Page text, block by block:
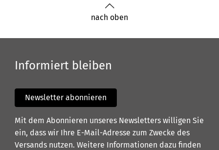
nach oben
Informiert bleiben
Newsletter abonnieren
Mit dem Abonnieren unseres Newsletters willigen Sie
ein, dass wir Ihre E-Mail-Adresse zum Zwecke des
Versands nutzen. Weitere Informationen dazu finden